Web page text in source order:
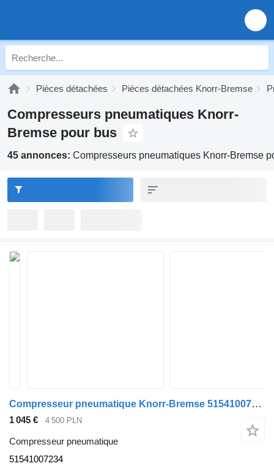
Pièces détachées Pièces détachées Knorr-Bremse
Compresseurs pneumatiques Knorr-
Bremse pour bus
45 annonces: Compresseurs pneumatiques Knorr-Bremse
Compresseur pneumatique Knorr-Bremse 51541007234 pour bus MAN
1 045 € 4 500 PLN
Compresseur pneumatique
51541007234